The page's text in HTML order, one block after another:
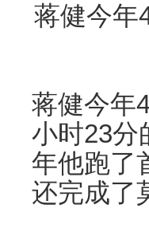
蒋健今年
蒋健今年
小时23分
年他跑了
还完成了